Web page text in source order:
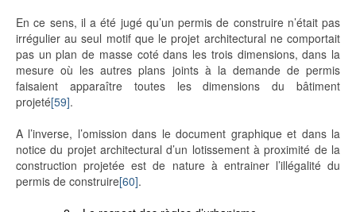
En ce sens, il a été jugé qu’un permis de construire n’était pas
irrégulier au seul motif que le projet architectural ne comportait
pas un plan de masse coté dans les trois dimensions, dans la
mesure où les autres plans joints à la demande de permis
faisaient apparaître toutes les dimensions du bâtiment
projeté[59].
A l’inverse, l’omission dans le document graphique et dans la
notice du projet architectural d’un lotissement à proximité de la
construction projetée est de nature à entrainer l’illégalité du
permis de construire[60].